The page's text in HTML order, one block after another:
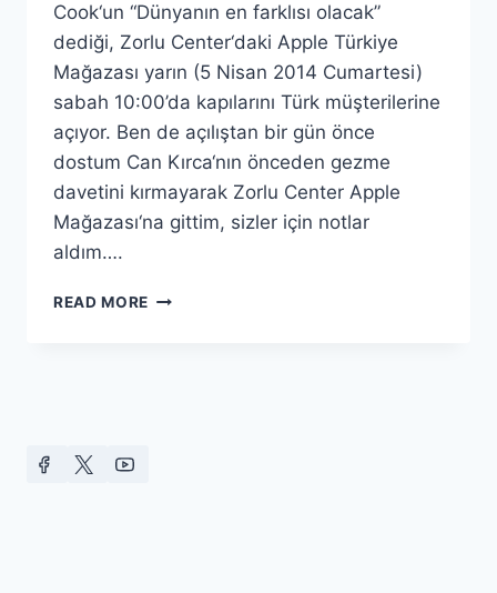
Cook‘un “Dünyanın en farklısı olacak”
dediği, Zorlu Center‘daki Apple Türkiye
Mağazası yarın (5 Nisan 2014 Cumartesi)
sabah 10:00’da kapılarını Türk müşterilerine
açıyor. Ben de açılıştan bir gün önce
dostum Can Kırca‘nın önceden gezme
davetini kırmayarak Zorlu Center Apple
Mağazası‘na gittim, sizler için notlar
aldım….
READ MORE APPLE